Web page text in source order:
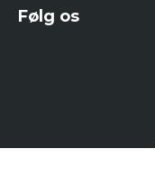
Følg os